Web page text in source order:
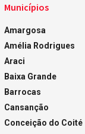
Municípios
Amargosa
Amélia Rodrigues
Araci
Baixa Grande
Barrocas
Cansanção
Conceição do Coité